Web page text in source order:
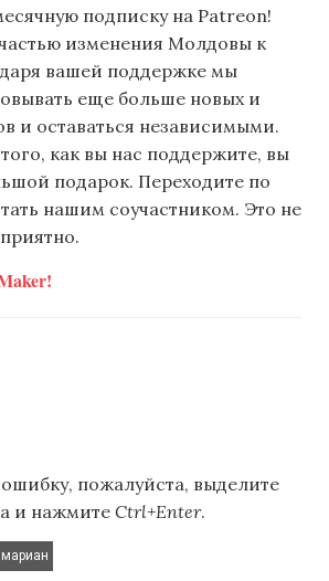
подписку на Patreon!
изменения Молдовы к
вашей поддержке мы
еще больше новых и
и оставаться независимыми.
как вы нас поддержите, вы
подарок. Переходите по
нашим соучастником. Это не
пожалуйста, выделите
и нажмите Ctrl+Enter.